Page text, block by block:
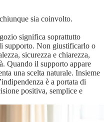
sia coinvolto.
significa soprattutto
supporto. Non giustificarlo o
sicurezza e chiarezza,
Quando il supporto appare
una scelta naturale. Insieme
è a portata di
positiva, semplice e